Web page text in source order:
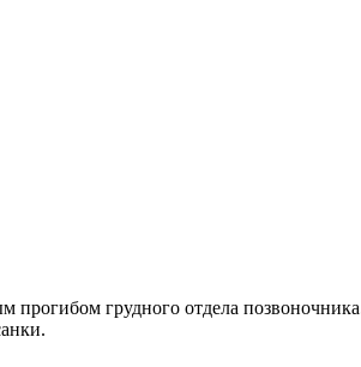
прогибом грудного отдела